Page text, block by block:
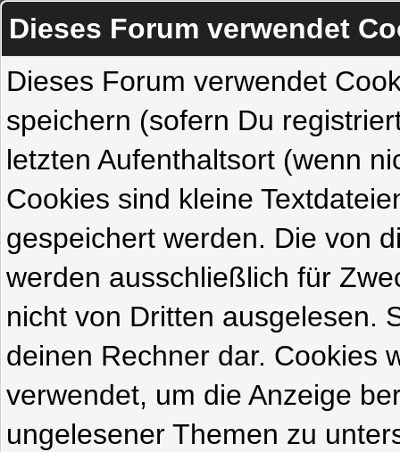
Dieses Forum verwendet
Dieses Forum verwendet
speichern (sofern Du
letzten Aufenthaltsort (wenn
Cookies sind kleine
gespeichert werden. Die von
werden ausschließlich für
nicht von Dritten ausgelesen.
deinen Rechner dar. Cookies
verwendet, um die Anzeige
ungelesener Themen zu